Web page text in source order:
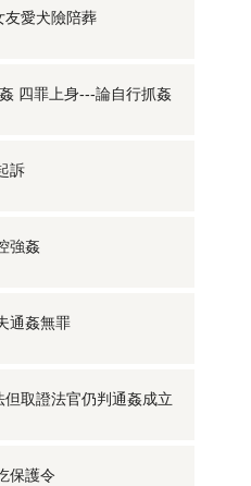
友愛犬險陪葬
四罪上身---論自行抓姦
訴
強姦
通姦無罪
取證法官仍判通姦成立
保護令